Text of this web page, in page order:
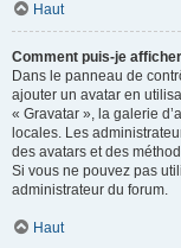
Haut
Comment puis-je
Dans le panneau de
ajouter un avatar en
« Gravatar », la galerie
locales. Les
des avatars et des
Si vous ne pouvez pas
administrateur du forum.
Haut